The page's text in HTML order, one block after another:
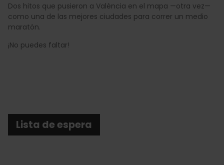
Dos hitos que pusieron a València en el mapa —otra vez—
como una de las mejores ciudades para correr un medio
maratón.
¡No puedes faltar!
Lista de espera